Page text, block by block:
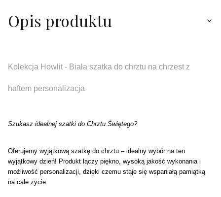
Opis produktu
Kolekcja Howlit - Biała szatka do chrztu na chrzest z
haftem personalizacja
Szukasz idealnej szatki do Chrztu Świętego?
Oferujemy wyjątkową szatkę do chrztu – idealny wybór na ten
wyjątkowy dzień! Produkt łączy piękno, wysoką jakość wykonania i
możliwość personalizacji, dzięki czemu staje się wspaniałą pamiątką
na całe życie.